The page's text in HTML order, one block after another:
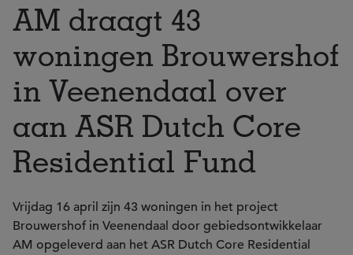
AM draagt 43
woningen Brouwershof
in Veenendaal over
aan ASR Dutch Core
Residential Fund
Vrijdag 16 april zijn 43 woningen in het project
Brouwershof in Veenendaal door gebiedsontwikkelaar
AM opgeleverd aan het ASR Dutch Core Residential